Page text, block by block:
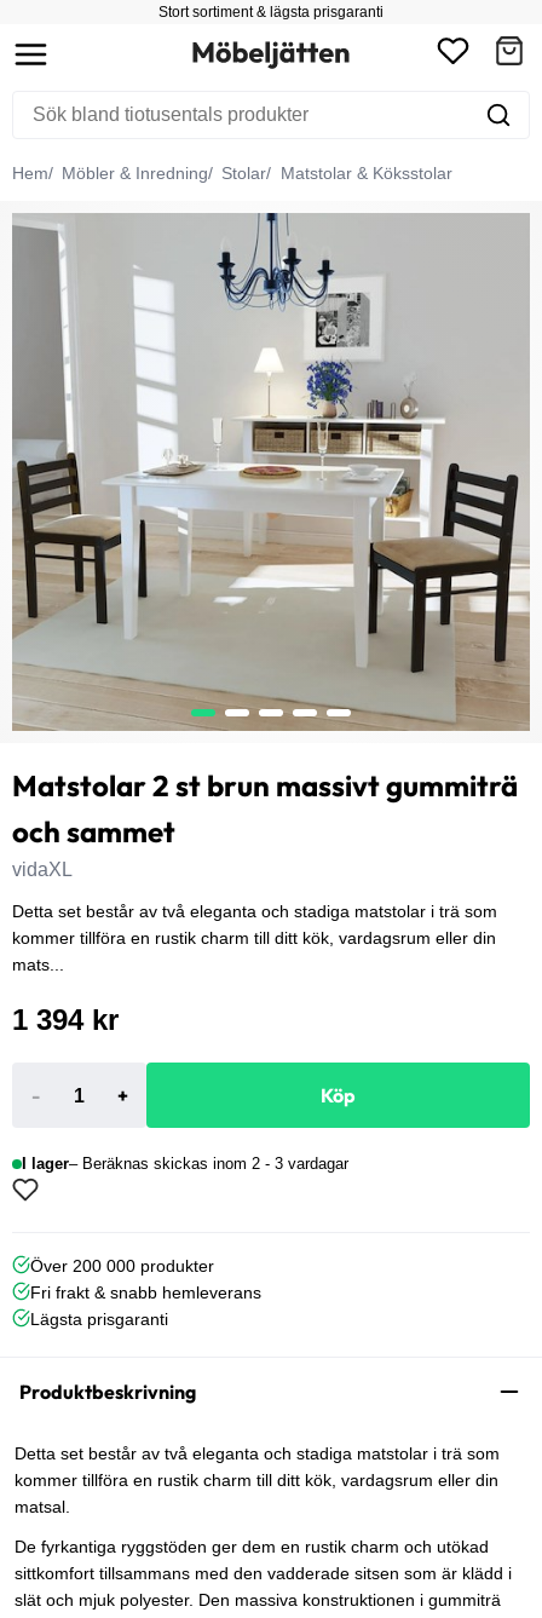
Stort sortiment & lägsta prisgaranti
Hem Möbler & Inredning Stolar Matstolar & Köksstolar
Matstolar 2 st brun massivt gummiträ
och sammet
vidaXL
Detta set består av två eleganta och stadiga matstolar i trä som
kommer tillföra en rustik charm till ditt kök, vardagsrum eller din
mats...
1 394 kr
- + Köp
I lager Beräknas skickas inom 2 - 3 vardagar
Över 200 000 produkter
Fri frakt & snabb hemleverans
Lägsta prisgaranti
Produktbeskrivning
Detta set består av två eleganta och stadiga matstolar i trä som
kommer tillföra en rustik charm till ditt kök, vardagsrum eller din
matsal.
De fyrkantiga ryggstöden ger dem en rustik charm och utökad
sittkomfort tillsammans med den vadderade sitsen som är klädd i
slät och mjuk polyester. Den massiva konstruktionen i gummiträ